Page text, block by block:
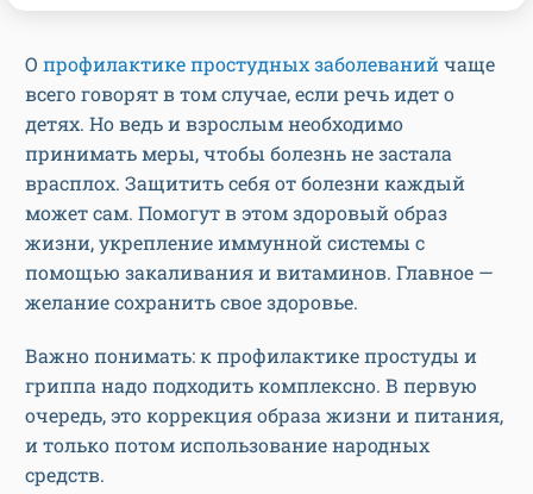
О профилактике простудных заболеванийчаще
всего говорят в том случае, если речь идет о
детях. Но ведь и взрослым необходимо
принимать меры, чтобы болезнь не застала
врасплох. Защитить себя от болезни каждый
может сам. Помогут в этом здоровый образ
жизни, укрепление иммунной системы с
помощью закаливания и витаминов. Главное —
желание сохранить свое здоровье.
Важно понимать: к профилактике простуды и
гриппа надо подходить комплексно. В первую
очередь, это коррекция образа жизни и питания,
и только потом использование народных
средств.